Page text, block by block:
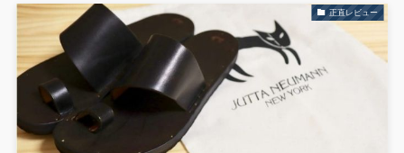
正直レビュー